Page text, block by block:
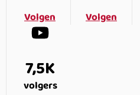
Volgen
Volgen
7,5K
volgers